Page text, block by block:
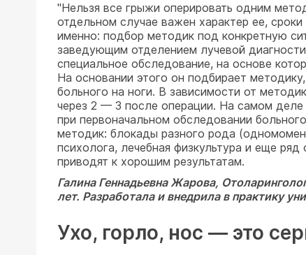
"Нельзя все грыжи оперировать одним
отдельном случае важен характер ее,
именно: подбор методик под конкретную
заведующим отделением лучевой
специальное обследование, на основе
На основании этого он подбирает
больного на ноги. В зависимости от
через 2 — 3 после операции. На самом
при первоначальном обследовании
методик: блокады разного рода
психолога, лечебная физкультура и еще
приводят к хорошим результатам.
Галина Геннадьевна Жарова,
лет. Разработала и внедрила в практику
Ухо, горло, нос — это